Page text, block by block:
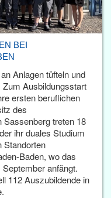
BEI
Anlagen tüfteln und
Ausbildungsstart
ersten beruflichen
des
Sassenberg treten 18
ihr duales Studium
Standorten
Baden, wo das
anfängt.
112 Auszubildende in